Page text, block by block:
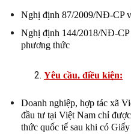
Nghị định 87/2009/NĐ-CP
Nghị định 144/2018/NĐ-CP
phương thức
Yêu cầu, điều kiện:
Doanh nghiệp, hợp tác xã
đầu tư tại Việt Nam chỉ
thức quốc tế sau khi có